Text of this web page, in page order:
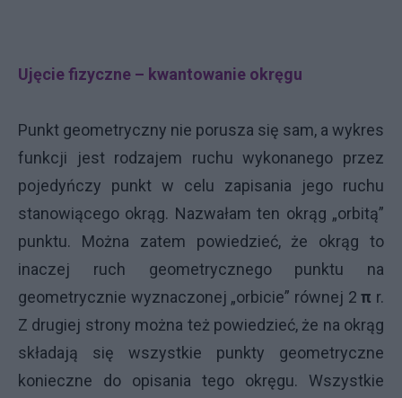
Ujęcie fizyczne – kwantowanie okręgu
Punkt geometryczny nie porusza się sam, a wykres
funkcji jest rodzajem ruchu wykonanego przez
pojedyńczy punkt w celu zapisania jego ruchu
stanowiącego okrąg. Nazwałam ten okrąg „orbitą”
punktu. Można zatem powiedzieć, że okrąg to
inaczej ruch geometrycznego punktu na
geometrycznie wyznaczonej „orbicie” równej 2π r.
Z drugiej strony można też powiedzieć, że na okrąg
składają się wszystkie punkty geometryczne
konieczne do opisania tego okręgu. Wszystkie